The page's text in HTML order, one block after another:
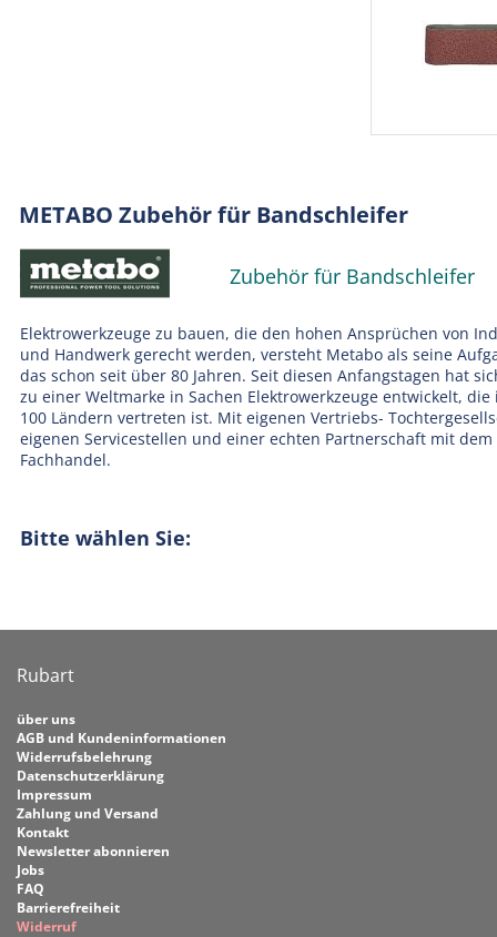
METABO Zubehör für Bandschleifer
Zubehör für Bandschleifer
Elektrowerkzeuge zu bauen, die den hohen Ansprüchen von
und Handwerk gerecht werden, versteht Metabo als seine
das schon seit über 80 Jahren. Seit diesen Anfangstagen hat
zu einer Weltmarke in Sachen Elektrowerkzeuge entwickelt,
100 Ländern vertreten ist. Mit eigenen Vertriebs-
eigenen Servicestellen und einer echten Partnerschaft mit dem
Fachhandel.
Bitte wählen Sie:
Rubart
über uns
AGB und Kundeninformationen
Widerrufsbelehrung
Datenschutzerklärung
Impressum
Zahlung und Versand
Kontakt
Newsletter abonnieren
Jobs
FAQ
Barrierefreiheit
Widerruf